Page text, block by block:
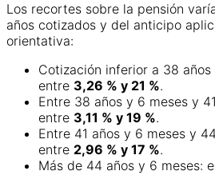
Los recortes sobre la pensión
años cotizados y del anticipo
orientativa:
Cotización inferior a 38
entre 3,26 % y 21 %.
Entre 38 años y 6 meses y
entre 3,11 % y 19 %.
Entre 41 años y 6 meses y
entre 2,96 % y 17 %.
Más de 44 años y 6 meses: